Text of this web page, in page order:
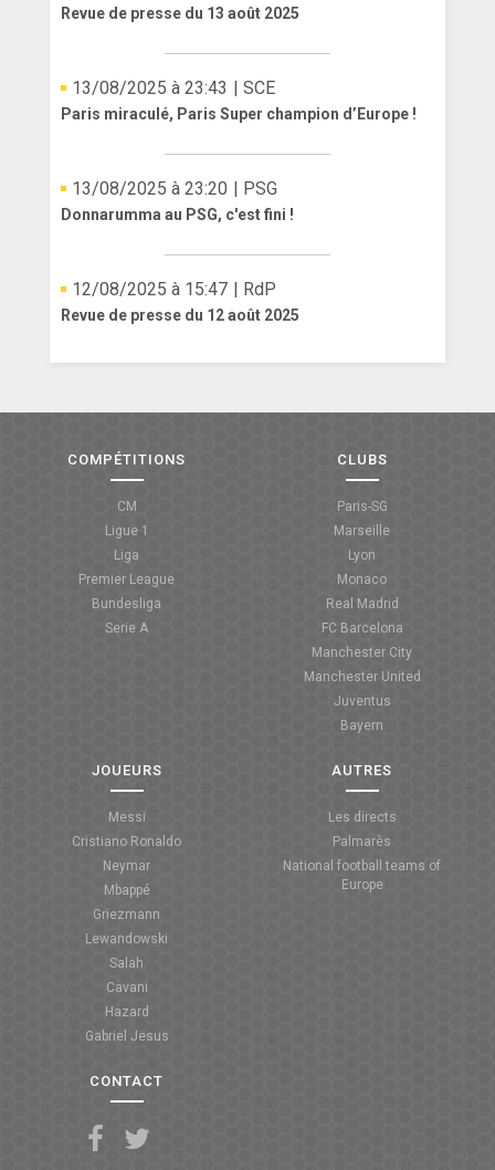
Revue de presse du 13 août 2025
13/08/2025 à 23:43 | SCE
Paris miraculé, Paris Super champion d’Europe !
13/08/2025 à 23:20 | PSG
Donnarumma au PSG, c'est fini !
12/08/2025 à 15:47 | RdP
Revue de presse du 12 août 2025
COMPÉTITIONS
CM
Ligue 1
Liga
Premier League
Bundesliga
Serie A
CLUBS
Paris-SG
Marseille
Lyon
Monaco
Real Madrid
FC Barcelona
Manchester City
Manchester United
Juventus
Bayern
JOUEURS
Messi
Cristiano Ronaldo
Neymar
Mbappé
Griezmann
Lewandowski
Salah
Cavani
Hazard
Gabriel Jesus
AUTRES
Les directs
Palmarès
National football teams of
Europe
CONTACT